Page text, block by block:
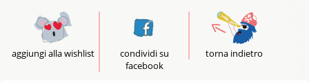
aggiungi alla wishlist
condividi su
facebook
torna indietro